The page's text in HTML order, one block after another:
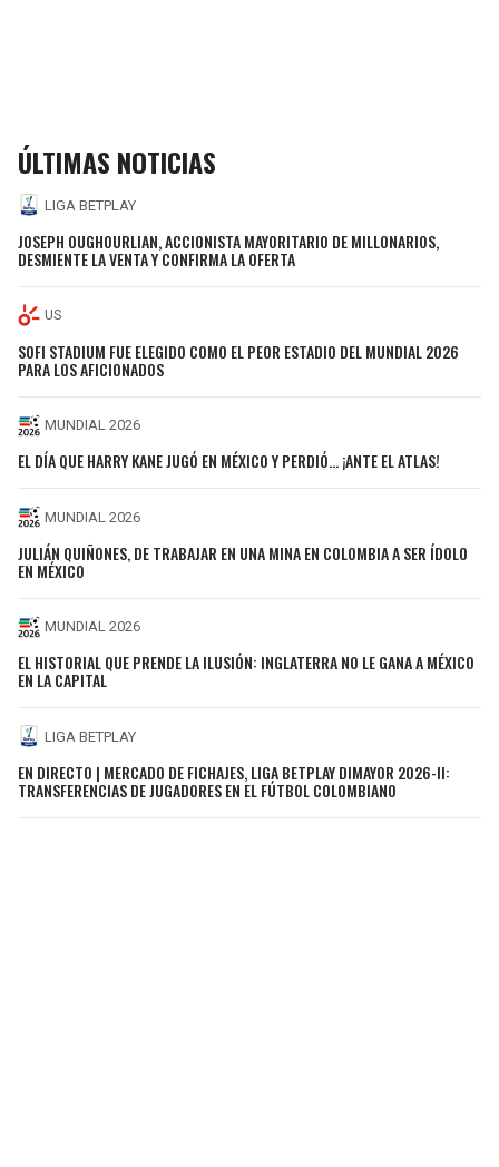
ÚLTIMAS NOTICIAS
LIGA BETPLAY
JOSEPH OUGHOURLIAN, ACCIONISTA MAYORITARIO DE MILLONARIOS,
DESMIENTE LA VENTA Y CONFIRMA LA OFERTA
US
SOFI STADIUM FUE ELEGIDO COMO EL PEOR ESTADIO DEL MUNDIAL 2026
PARA LOS AFICIONADOS
MUNDIAL 2026
EL DÍA QUE HARRY KANE JUGÓ EN MÉXICO Y PERDIÓ... ¡ANTE EL ATLAS!
MUNDIAL 2026
JULIÁN QUIÑONES, DE TRABAJAR EN UNA MINA EN COLOMBIA A SER ÍDOLO
EN MÉXICO
MUNDIAL 2026
EL HISTORIAL QUE PRENDE LA ILUSIÓN: INGLATERRA NO LE GANA A MÉXICO
EN LA CAPITAL
LIGA BETPLAY
EN DIRECTO | MERCADO DE FICHAJES, LIGA BETPLAY DIMAYOR 2026-II:
TRANSFERENCIAS DE JUGADORES EN EL FÚTBOL COLOMBIANO